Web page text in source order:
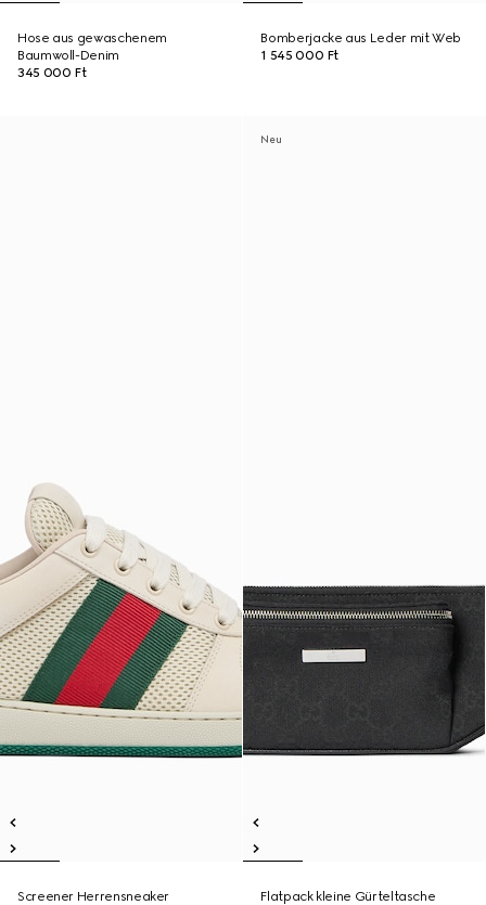
Hose aus gewaschenem
Baumwoll-Denim
345 000 Ft
Bomberjacke aus Leder mit Web
1 545 000 Ft
Screener Herrensneaker
Neu
Flatpack kleine Gürteltasche